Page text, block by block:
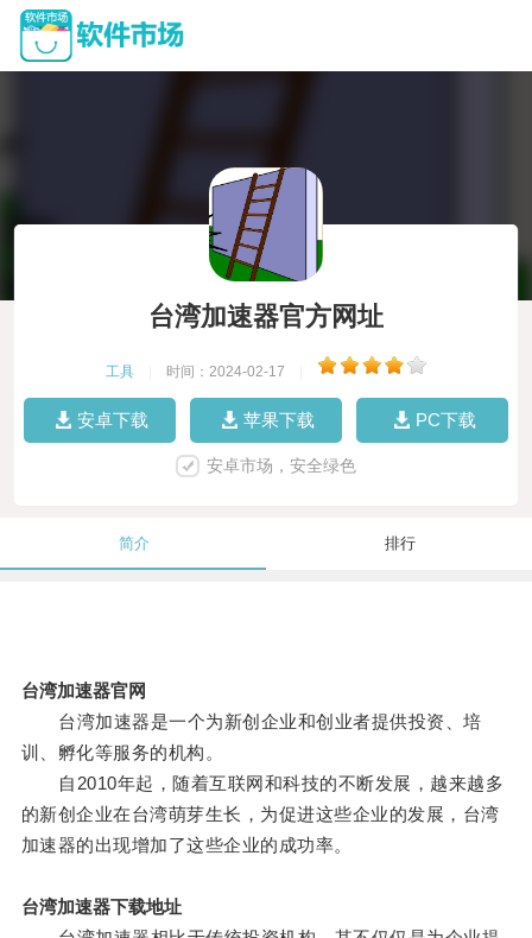
台湾加速器官方网址
工具 时间：2024-02-17
安卓下载 苹果下载 PC下载
安卓市场，安全绿色
简介 排行
台湾加速器官网
台湾加速器是一个为新创企业和创业者提供投资、培
训、孵化等服务的机构。
自2010年起，随着互联网和科技的不断发展，越来越多
的新创企业在台湾萌芽生长，为促进这些企业的发展，台湾
加速器的出现增加了这些企业的成功率。
台湾加速器下载地址